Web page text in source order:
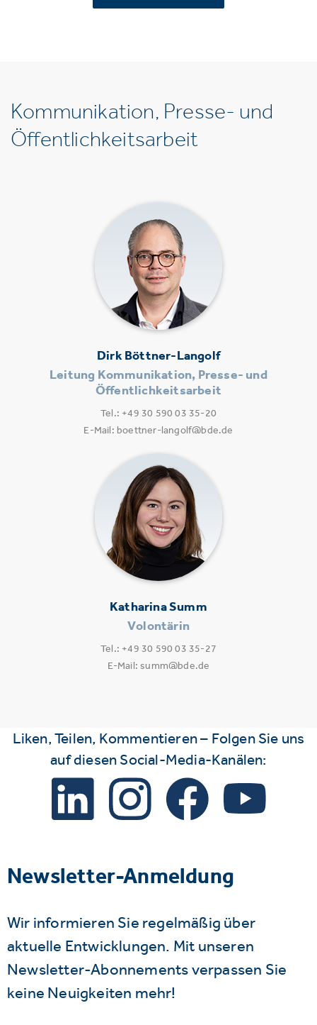
Kommunikation, Presse- und
Öffentlichkeitsarbeit
Dirk Böttner-Langolf
Leitung Kommunikation, Presse- und
Öffentlichkeitsarbeit
Tel.: +49 30 590 03 35-20
E-Mail: boettner-langolf@bde.de
Katharina Summ
Volontärin
Tel.: +49 30 590 03 35-27
E-Mail: summ@bde.de
Liken, Teilen, Kommentieren – Folgen Sie uns
auf diesen Social-Media-Kanälen:
Newsletter-Anmeldung
Wir informieren Sie regelmäßig über
aktuelle Entwicklungen. Mit unseren
Newsletter-Abonnements verpassen Sie
keine Neuigkeiten mehr!